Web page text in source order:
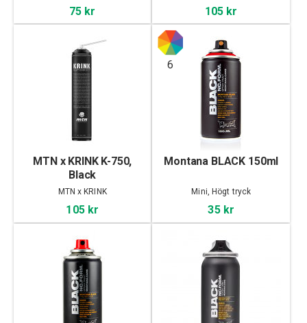
75 kr 105 kr
MTN x KRINK K-750,
Black
MTN x KRINK
105 kr
6
Montana BLACK 150ml
Mini, Högt tryck
35 kr